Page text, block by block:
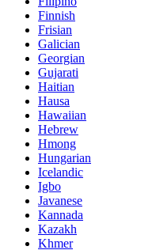
Finnish
Frisian
Galician
Georgian
Gujarati
Haitian
Hausa
Hawaiian
Hebrew
Hmong
Hungarian
Icelandic
Igbo
Javanese
Kannada
Kazakh
Khmer